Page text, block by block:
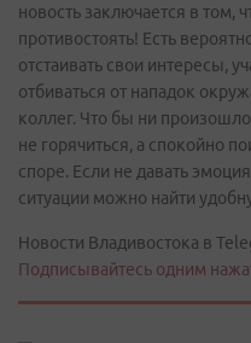
новость заключается в том,
противостоять! Есть
отстаивать свои интересы,
отбиваться от нападок
коллег. Что бы ни
не горячиться, а спокойно
споре. Если не давать
ситуации можно найти
Новости Владивостока в
Подписывайтесь одним